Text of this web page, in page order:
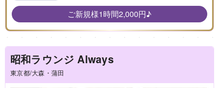
ご新規様1時間2,000円♪
昭和ラウンジ Always
東京都/大森・蒲田